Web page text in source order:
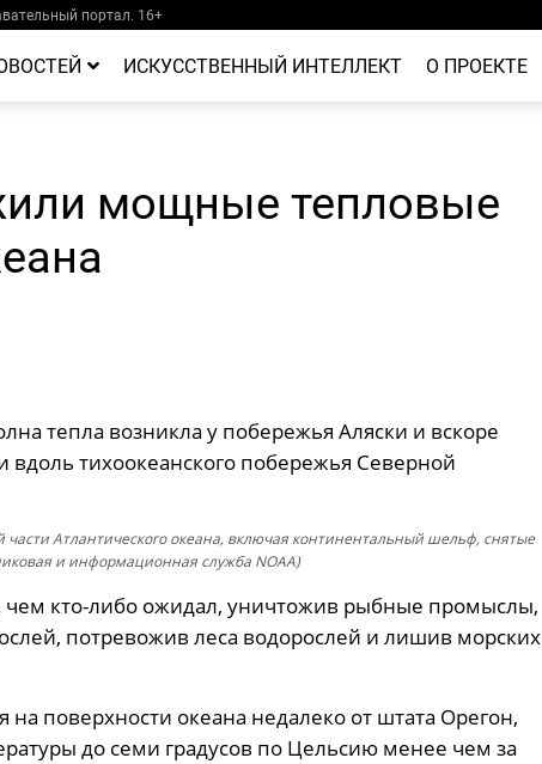
портал. 16+
ИСКУССТВЕННЫЙ ИНТЕЛЛЕКТ О ПРОЕКТЕ
мощные тепловые
тепла возникла у побережья Аляски и вскоре
вдоль тихоокеанского побережья Северной
части Атлантического океана, включая континентальный шельф, снятые
и информационная служба NOAA)
чем кто-либо ожидал, уничтожив рыбные промыслы,
потревожив леса водорослей и лишив морских
поверхности океана недалеко от штата Орегон,
до семи градусов по Цельсию менее чем за